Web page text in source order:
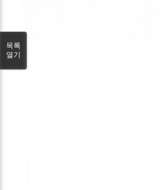
목록
열기